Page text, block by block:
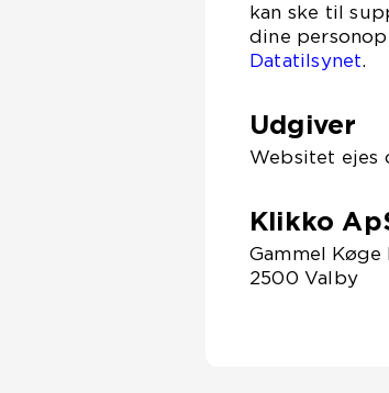
kan ske til
dine
Datatilsynet.
Udgiver
Websitet ejes
Klikko
Gammel Køge
2500 Valby